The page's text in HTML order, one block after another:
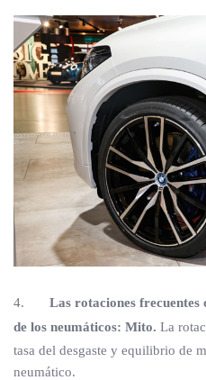
4. Las rotaciones
de los neumáticos: Mito. La
tasa del desgaste y equilibrio de
neumático.